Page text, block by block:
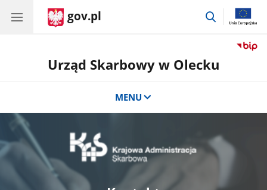
gov.pl
przejdź
Urząd Skarbowy w Olecku
MENU